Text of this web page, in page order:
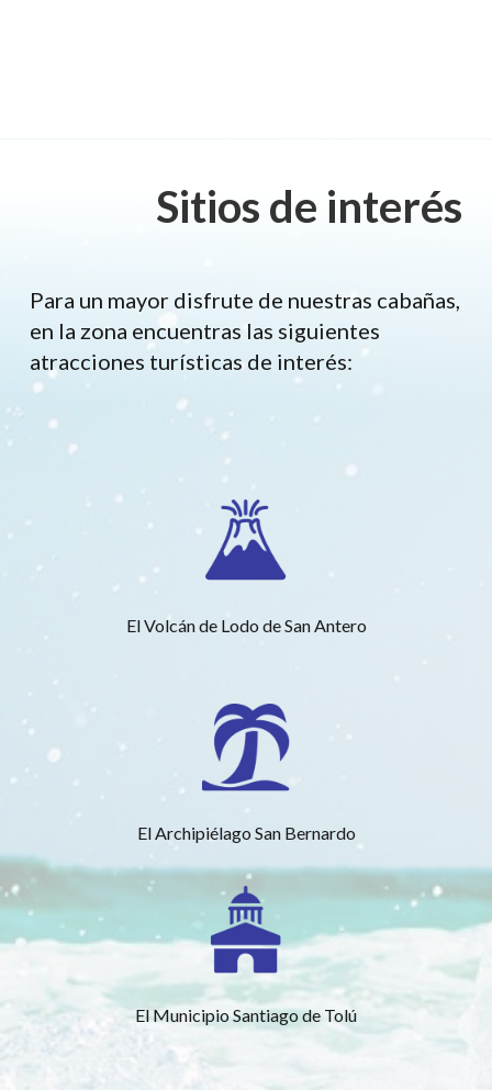
Sitios de interés
Para un mayor disfrute de nuestras cabañas,
en la zona encuentras las siguientes
atracciones turísticas de interés:
El Volcán de Lodo de San Antero
El Archipiélago San Bernardo
El Municipio Santiago de Tolú